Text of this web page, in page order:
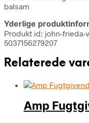
balsam
Yderlige
Produkt id: john-
5037156279207
Relaterede
Amp